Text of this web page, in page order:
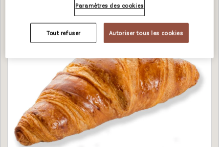
GOLDEN CROISSANT AU BEURRE DROIT
Paramètres des cookies
Tout refuser Autoriser tous les cookies